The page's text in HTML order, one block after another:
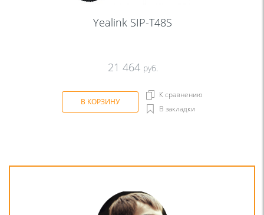
Yealink SIP-T48S
21 464 руб.
В КОРЗИНУ
К сравнению
В закладки